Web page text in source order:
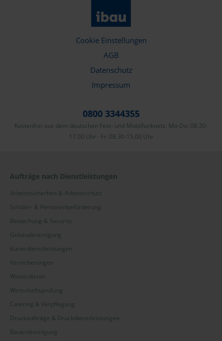
Cookie Einstellungen
AGB
Datenschutz
Impressum
0800 3344355
Kostenfrei aus dem deutschen Fest- und Mobilfunknetz. Mo-Do: 08.30-
17.00 Uhr · Fr: 08.30-15.00 Uhr
Aufträge nach Dienstleistungen
Arbeitssicherheit & Arbeitsschutz
Schüler- & Personenbeförderung
Bewachung & Security
Gebäudereinigung
Kurierdienstleistungen
Versicherungen
Winterdienst
Wirtschaftsprüfung
Catering & Verpflegung
Druckaufträge & Druckdienstleistungen
Bauendreinigung